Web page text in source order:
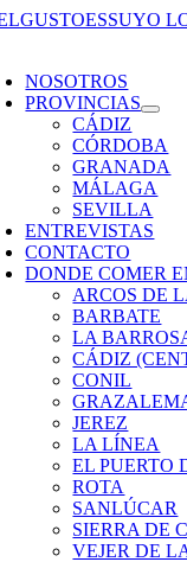
Saltar
NOSOTROS
PROVINCIAS
CÁDIZ
CÓRDOBA
GRANADA
MÁLAGA
SEVILLA
ENTREVISTAS
CONTACTO
DONDE COMER
ARCOS DE
BARBATE
LA
CÁDIZ
CONIL
JEREZ
LA LÍNEA
EL PUERTO
ROTA
SANLÚCAR
SIERRA DE
VEJER DE